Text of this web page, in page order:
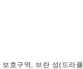
호구역, 브란 성(드라큘